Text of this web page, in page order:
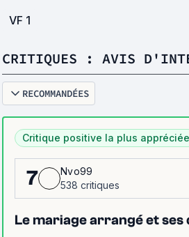
VF 1
CRITIQUES : AVIS
RECOMMANDÉES
Critique positive la plus appréciée
7
Nvo99
538 critiques
Le mariage arrangé et ses